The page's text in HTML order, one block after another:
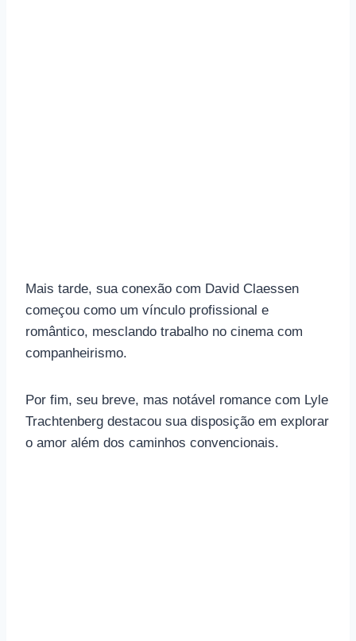
Mais tarde, sua conexão com David Claessen
começou como um vínculo profissional e
romântico, mesclando trabalho no cinema com
companheirismo.
Por fim, seu breve, mas notável romance com Lyle
Trachtenberg destacou sua disposição em explorar
o amor além dos caminhos convencionais.